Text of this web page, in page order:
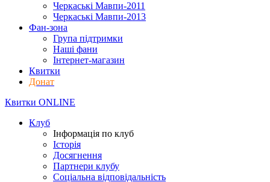
Черкаські Мавпи-2011
Черкаські Мавпи-2013
Фан-зона
Група підтримки
Наші фани
Інтернет-магазин
Квитки
Донат
Квитки ONLINE
Клуб
Інформація по клуб
Історія
Досягнення
Партнери клубу
Соціальна відповідальність